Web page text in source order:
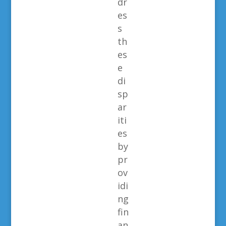
es
s
th
es
e
di
sp
ar
iti
es
by
pr
ov
idi
ng
fin